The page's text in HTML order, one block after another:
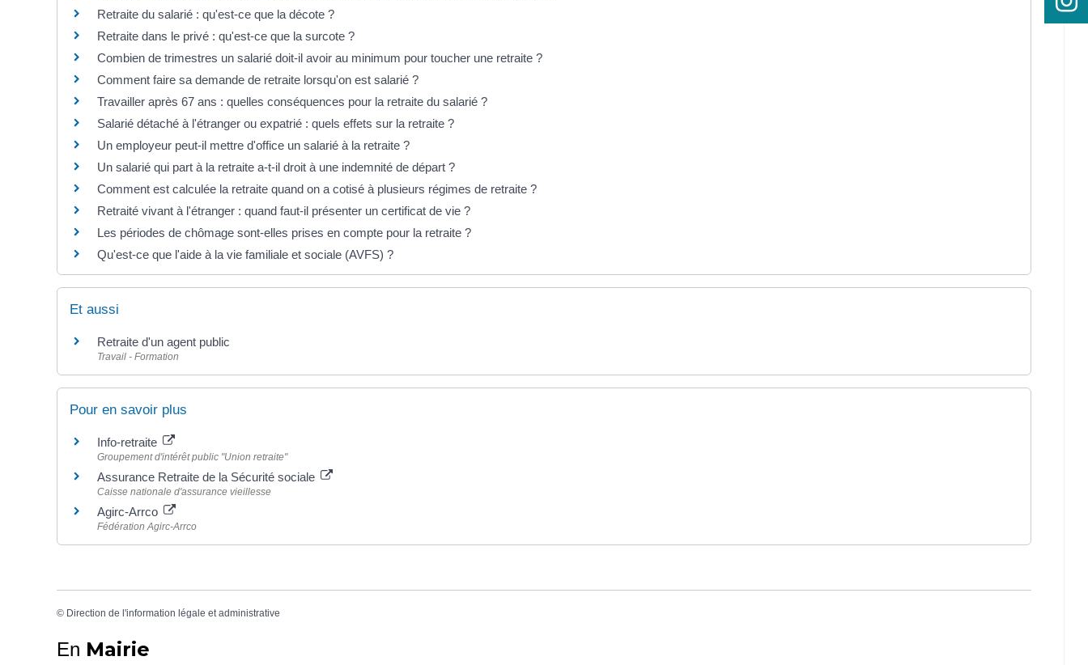
Retraite du salarié : qu'est-ce que la décote ?
Retraite dans le privé : qu'est-ce que la surcote ?
Combien de trimestres un salarié doit-il avoir au minimum pour toucher une retraite ?
Comment faire sa demande de retraite lorsqu'on est salarié ?
Travailler après 67 ans : quelles conséquences pour la retraite du salarié ?
Salarié détaché à l'étranger ou expatrié : quels effets sur la retraite ?
Un employeur peut-il mettre d'office un salarié à la retraite ?
Un salarié qui part à la retraite a-t-il droit à une indemnité de départ ?
Comment est calculée la retraite quand on a cotisé à plusieurs régimes de retraite ?
Retraité vivant à l'étranger : quand faut-il présenter un certificat de vie ?
Les périodes de chômage sont-elles prises en compte pour la retraite ?
Qu'est-ce que l'aide à la vie familiale et sociale (AVFS) ?
Et aussi
Retraite d'un agent public
Travail - Formation
Pour en savoir plus
Info-retraite
Groupement d'intérêt public "Union retraite"
Assurance Retraite de la Sécurité sociale
Caisse nationale d'assurance vieillesse
Agirc-Arrco
Fédération Agirc-Arrco
© Direction de l'information légale et administrative
En Mairie